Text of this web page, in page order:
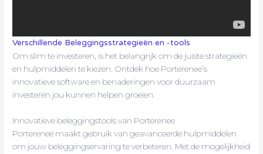
Verschillende Beleggingsstrategieën en -tools
Om slim te investeren, is het belangrijk om de juiste strategieën
en hulpmiddelen te kiezen. Ontdek hoe Porterenee’s
innovatieve software en benaderingen voor duurzaam
investeren jou kunnen helpen groeien.
Innovatieve beleggingstools van Porterenee
Porterenee maakt gebruik van geavanceerde hulpmiddelen
om jouw beleggingservaring te verbeteren. Met de mogelijkheid